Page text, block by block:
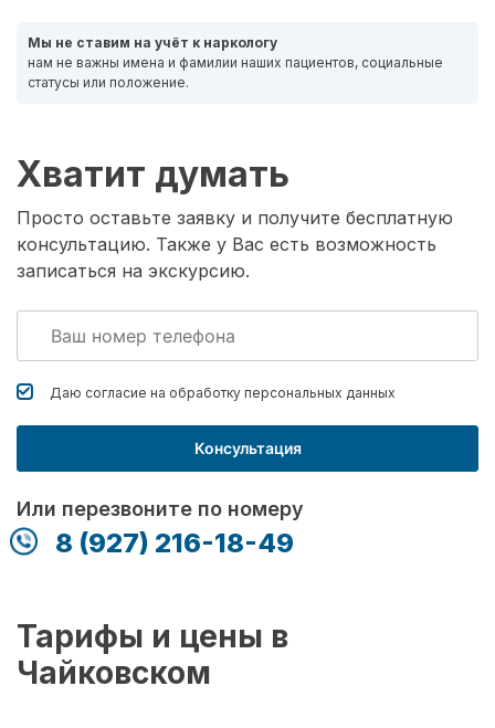
Мы не ставим на учёт к наркологу
нам не важны имена и фамилии наших пациентов, социальные
статусы или положение.
Хватит думать
Просто оставьте заявку и получите бесплатную
консультацию. Также у Вас есть возможность
записаться на экскурсию.
Даю согласие на обработку персональных данных
Консультация
Или перезвоните по номеру
8 (927) 216-18-49
Тарифы и цены в
Чайковском